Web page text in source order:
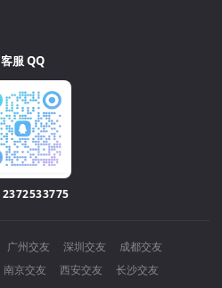
客服 QQ
2372533775
广州交友 深圳交友
成都交友
南京交友 西安交友
长沙交友